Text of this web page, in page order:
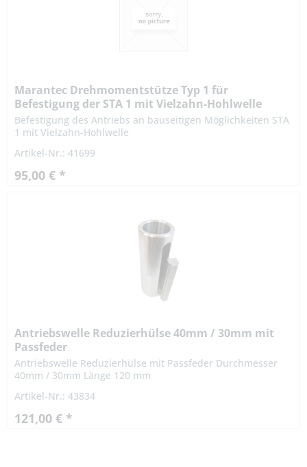
Marantec Drehmomentstütze Typ 1 für
Befestigung der STA 1 mit Vielzahn-Hohlwelle
Befestigung des Antriebs an bauseitigen Möglichkeiten STA
1 mit Vielzahn-Hohlwelle
Artikel-Nr.: 41699
95,00 € *
Antriebswelle Reduzierhülse 40mm / 30mm mit
Passfeder
Antriebswelle Reduzierhülse mit Passfeder Durchmesser
40mm / 30mm Länge 120 mm
Artikel-Nr.: 43834
121,00 € *